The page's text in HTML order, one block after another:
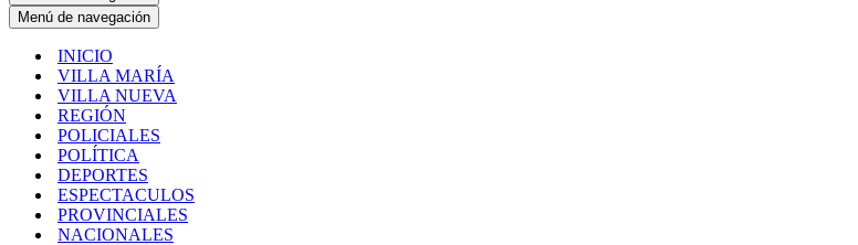
Menú de navegación
INICIO
VILLA MARÍA
VILLA NUEVA
REGIÓN
POLICIALES
POLÍTICA
DEPORTES
ESPECTACULOS
PROVINCIALES
NACIONALES